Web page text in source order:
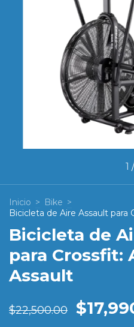
1
Inicio > Bike >
Bicicleta de Aire Assault para
Bicicleta de
para Crossfit:
Assault
$22,500.00